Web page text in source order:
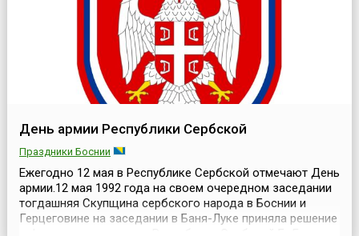
День армии Республики Сербской
Праздники Боснии
Ежегодно 12 мая в Республике Сербской отмечают День
армии.12 мая 1992 года на своем очередном заседании
тогдашняя Скупщина сербского народа в Боснии и
Герцеговине на заседании в Баня-Луке приняла решение